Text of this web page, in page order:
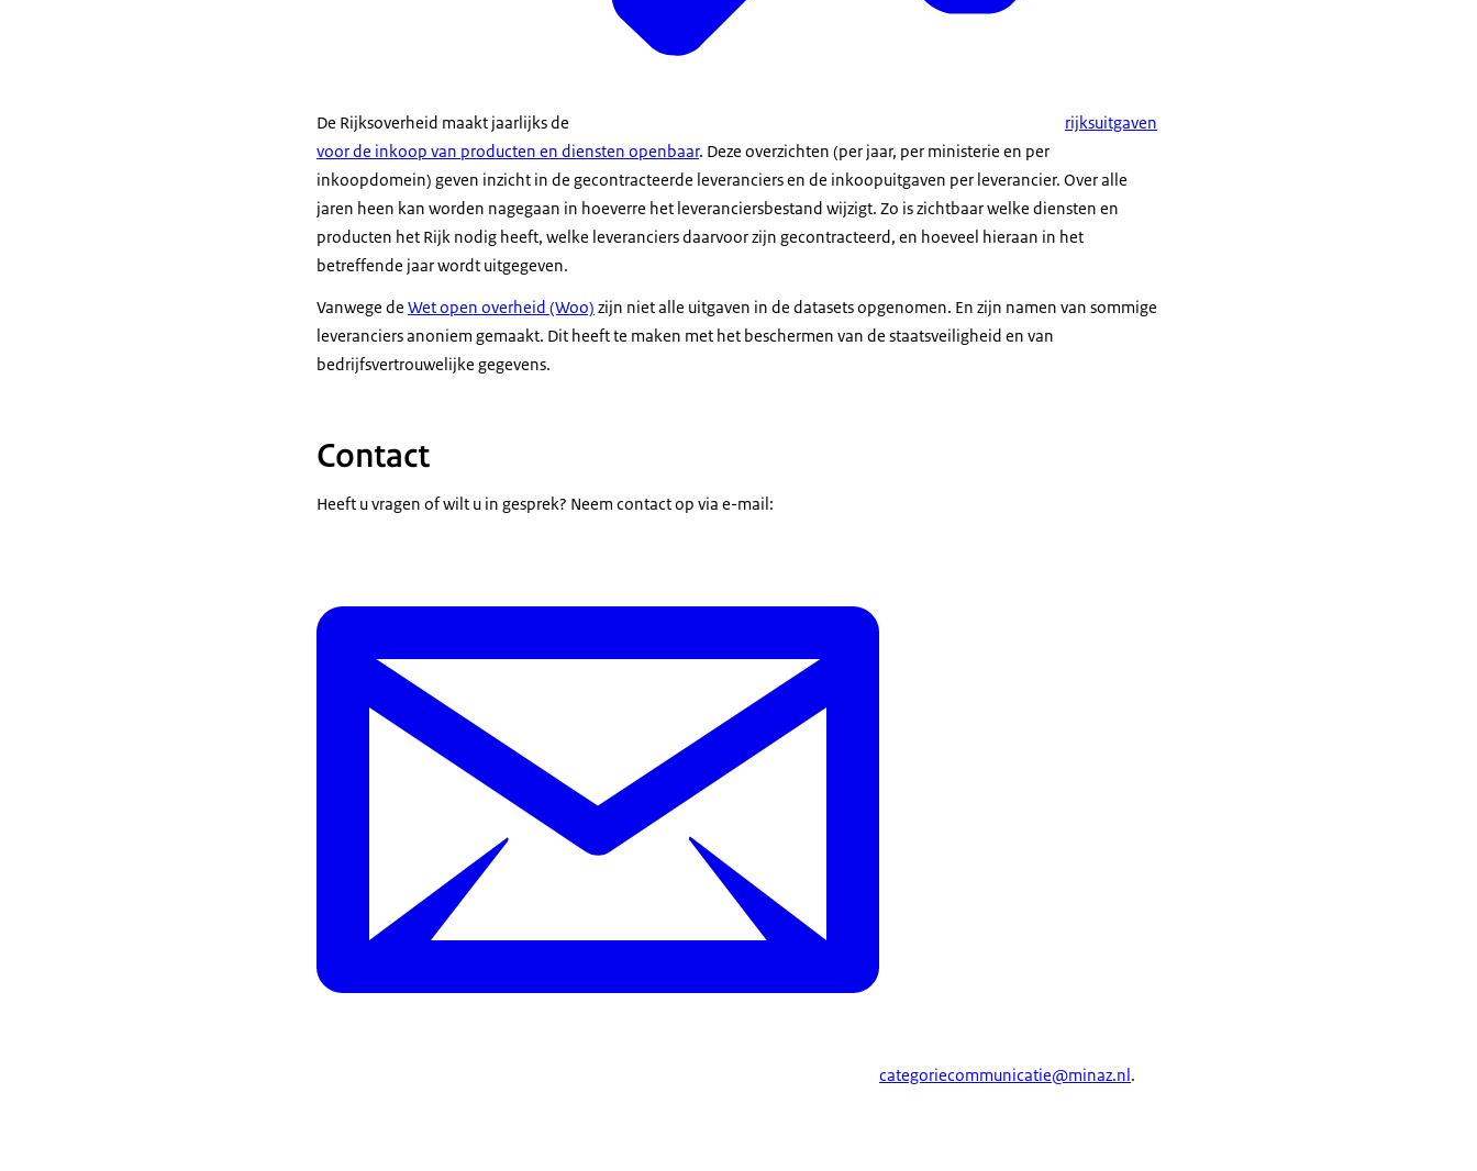
De Rijksoverheid maakt jaarlijks de
rijksuitgaven
voor de inkoop van producten en diensten openbaar. Deze overzichten (per jaar, per ministerie en per
inkoopdomein) geven inzicht in de gecontracteerde leveranciers en de inkoopuitgaven per leverancier. Over alle
jaren heen kan worden nagegaan in hoeverre het leveranciersbestand wijzigt. Zo is zichtbaar welke diensten en
producten het Rijk nodig heeft, welke leveranciers daarvoor zijn gecontracteerd, en hoeveel hieraan in het
betreffende jaar wordt uitgegeven.
Vanwege de Wet open overheid (Woo) zijn niet alle uitgaven in de datasets opgenomen. En zijn namen van sommige
leveranciers anoniem gemaakt. Dit heeft te maken met het beschermen van de staatsveiligheid en van
bedrijfsvertrouwelijke gegevens.
Contact
Heeft u vragen of wilt u in gesprek? Neem contact op via e-mail:
categoriecommunicatie@minaz.nl.